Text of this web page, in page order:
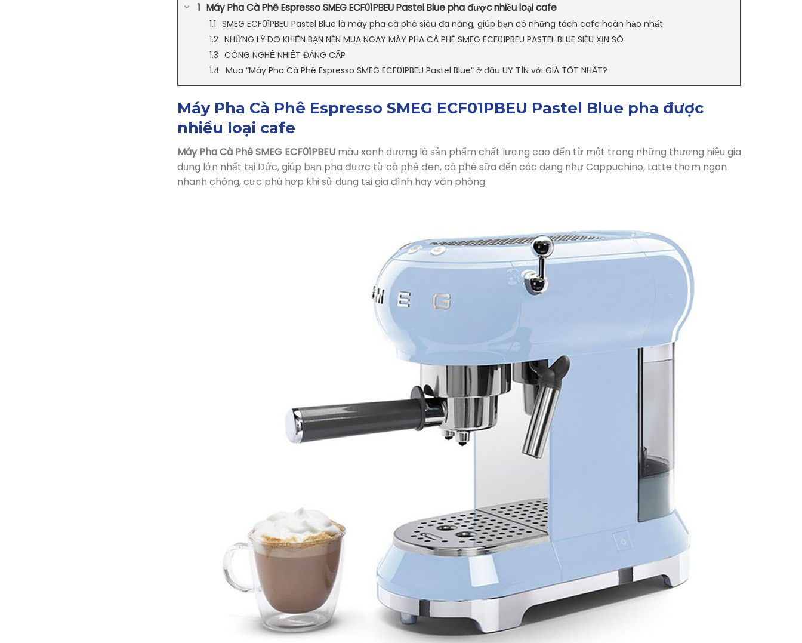
Máy Pha Cà Phê Espresso SMEG ECF01PBEU Pastel Blue pha được nhiều loại cafe
SMEG ECF01PBEU Pastel Blue là máy pha cà phê siêu đa năng, giúp bạn có những tách cafe hoàn hảo nhất
NHỮNG LÝ DO KHIẾN BẠN NÊN MUA NGAY MÁY PHA CÀ PHÊ SMEG ECF01PBEU PASTEL BLUE SIÊU XỊN SÒ
CÔNG NGHỆ NHIỆT ĐẲNG CẤP
Mua “Máy Pha Cà Phê Espresso SMEG ECF01PBEU Pastel Blue” ở đâu UY TÍN với GIÁ TỐT NHẤT?
Máy Pha Cà Phê Espresso SMEG ECF01PBEU Pastel Blue pha được
nhiều loại cafe
Máy Pha Cà Phê SMEG ECF01PBEU màu xanh dương là sản phẩm chất lượng cao đến từ một trong những thương hiệu gia
dụng lớn nhất tại Đức, giúp bạn pha được từ cà phê đen, cà phê sữa đến các dạng như Cappuchino, Latte thơm ngon
nhanh chóng, cực phù hợp khi sử dụng tại gia đình hay văn phòng.